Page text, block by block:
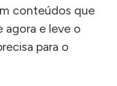
conteúdos que
agora e leve o
para o